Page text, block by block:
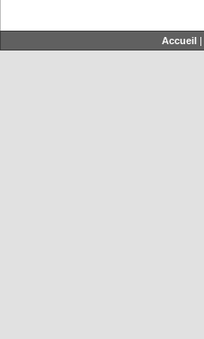
Accueil|